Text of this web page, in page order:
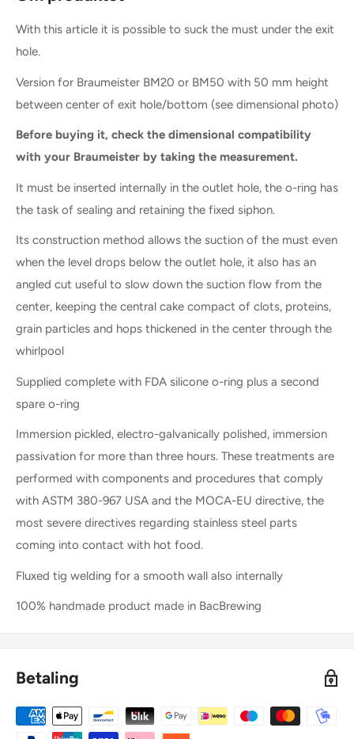
With this article it is possible to suck the must under the exit
hole.
Version for Braumeister BM20 or BM50 with 50 mm height
between center of exit hole/bottom (see dimensional photo)
Before buying it, check the dimensional compatibility
with your Braumeister by taking the measurement.
It must be inserted internally in the outlet hole, the o-ring has
the task of sealing and retaining the fixed siphon.
Its construction method allows the suction of the must even
when the level drops below the outlet hole, it also has an
angled cut useful to slow down the suction flow from the
center, keeping the central cake compact of clots, proteins,
grain particles and hops thickened in the center through the
whirlpool
Supplied complete with FDA silicone o-ring plus a second
spare o-ring
Immersion pickled, electro-galvanically polished, immersion
passivation for more than three hours. These treatments are
performed with components and procedures that comply
with ASTM 380-967 USA and the MOCA-EU directive, the
most severe directives regarding stainless steel parts
coming into contact with hot food.
Fluxed tig welding for a smooth wall also internally
100% handmade product made in BacBrewing
Betaling